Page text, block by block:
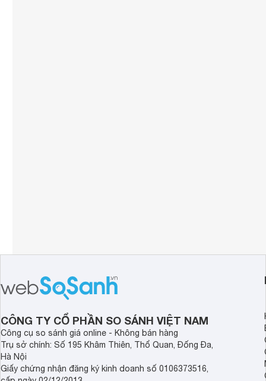
CÔNG TY CỔ PHẦN SO SÁNH VIỆT NAM
Công cụ so sánh giá online - Không bán hàng
Trụ sở chính: Số 195 Khâm Thiên, Thổ Quan, Đống Đa,
Hà Nội
Giấy chứng nhận đăng ký kinh doanh số 0106373516,